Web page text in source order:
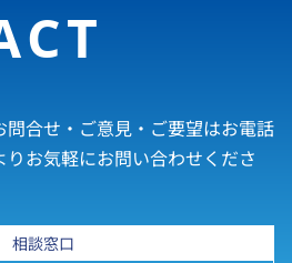
合せ・ご意見・ご要望はお電話
お気軽にお問い合わせくださ
相談窓口